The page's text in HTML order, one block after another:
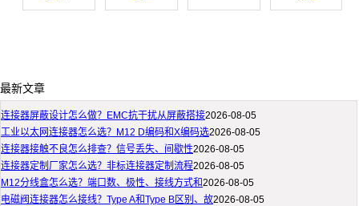
最新文章
连接器屏蔽设计怎么做？EMC抗干扰从屏蔽搭接2026-08-05
工业以太网连接器怎么选？M12 D编码和X编码选2026-08-05
连接器接触不良怎么排查？信号丢失、间歇性2026-08-05
连接器定制厂家怎么选？非标连接器定制流程2026-08-05
M12分线盒怎么选？端口数、极性、接线方式和2026-08-05
电磁阀连接器怎么接线？Type A和Type B区别、故2026-08-05